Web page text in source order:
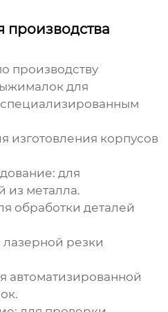
производства
производству
для
изготовления корпусов
для
из металла.
обработки деталей
лазерной резки
автоматизированной